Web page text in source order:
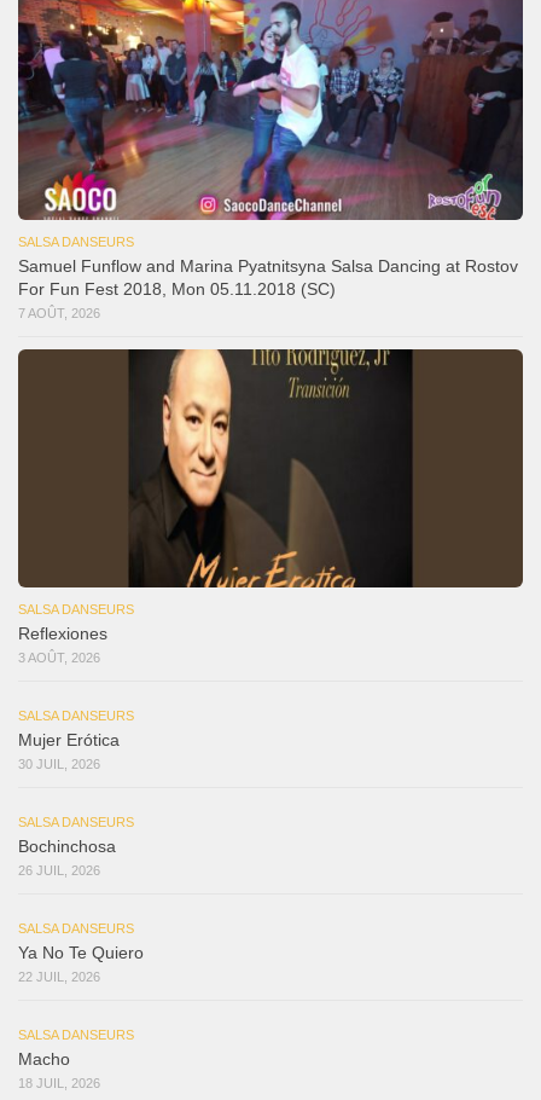
SALSA DANSEURS
Samuel Funflow and Marina Pyatnitsyna Salsa Dancing at Rostov
For Fun Fest 2018, Mon 05.11.2018 (SC)
7 AOÛT, 2026
SALSA DANSEURS
Reflexiones
3 AOÛT, 2026
SALSA DANSEURS
Mujer Erótica
30 JUIL, 2026
SALSA DANSEURS
Bochinchosa
26 JUIL, 2026
SALSA DANSEURS
Ya No Te Quiero
22 JUIL, 2026
SALSA DANSEURS
Macho
18 JUIL, 2026